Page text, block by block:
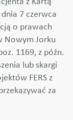
z Kartą
7 czerwca
o prawach
Nowym Jorku
1169, z późn.
lub skargi
FERS z
za